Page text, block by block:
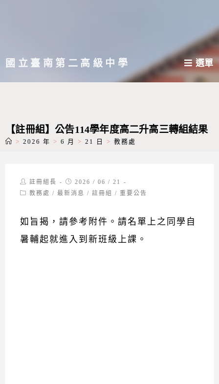
主國立臺南第二高級中學 選單
【註冊組】公告114學年度高二升高三轉組結果
> 2026 年 > 6 月 > 21 日 > 教務處
Post
author:
註冊組長
Post
published:
2026 / 06 / 21
Post教務處 / 最新消息 / 註冊組 / 重要公告
如旨揭，請參考附件。請名單上之同學自
暑輔起就進入到新班級上課。